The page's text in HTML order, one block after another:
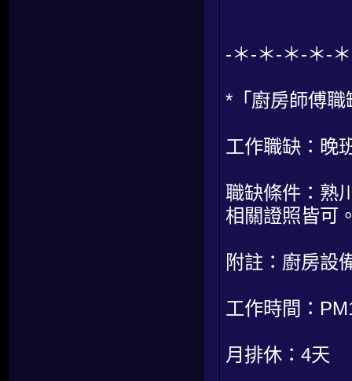
-＊-＊-＊-＊-
*「廚房師傅職
工作職缺：晚
職缺條件：熟
相關證照皆可
附註：廚房設
工作時間：
月排休：4天